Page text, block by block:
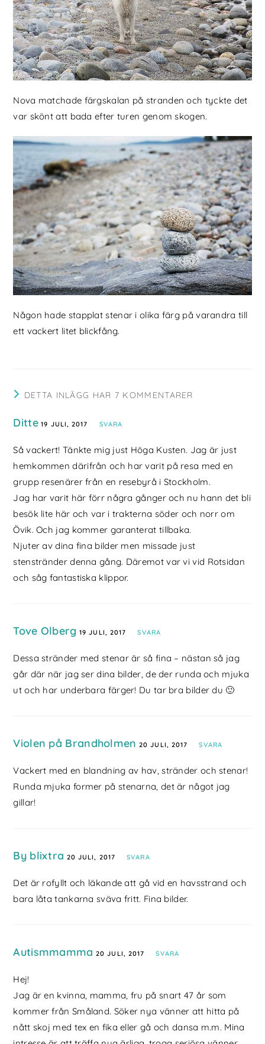
Nova matchade färgskalan på stranden och tyckte det
var skönt att bada efter turen genom skogen.
Någon hade stapplat stenar i olika färg på varandra till
ett vackert litet blickfång.
DETTA INLÄGG HAR 7 KOMMENTARER
Ditte 19 JULI, 2017 SVARA
Så vackert! Tänkte mig just Höga Kusten. Jag är just
hemkommen därifrån och har varit på resa med en
grupp resenärer från en resebyrå i Stockholm.
Jag har varit här förr några gånger och nu hann det bli
besök lite här och var i trakterna söder och norr om
Övik. Och jag kommer garanterat tillbaka.
Njuter av dina fina bilder men missade just
stenstränder denna gång. Däremot var vi vid Rotsidan
och såg fantastiska klippor.
Tove Olberg 19 JULI, 2017 SVARA
Dessa stränder med stenar är så fina – nästan så jag
går där när jag ser dina bilder, de der runda och mjuka
ut och har underbara färger! Du tar bra bilder du 🙂
Violen på Brandholmen 20 JULI, 2017 SVARA
Vackert med en blandning av hav, stränder och stenar!
Runda mjuka former på stenarna, det är något jag
gillar!
By blixtra 20 JULI, 2017 SVARA
Det är rofyllt och läkande att gå vid en havsstrand och
bara låta tankarna sväva fritt. Fina bilder.
Autismmamma 20 JULI, 2017 SVARA
Hej!
Jag är en kvinna, mamma, fru på snart 47 år som
kommer från Småland. Söker nya vänner att hitta på
nått skoj med tex en fika eller gå och dansa m.m. Mina